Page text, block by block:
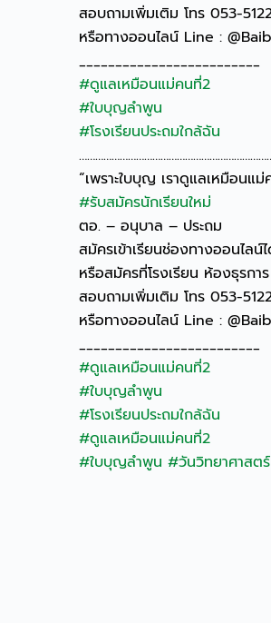
สอบถามเพิ่มเติม โทร 053-
หรือทางออนไลน์ Line :
_________________________
#ดูแลเหมือนแม่คนที่2
#ใบบุญลำพูน
#โรงเรียนประถมใกล้ฉัน
“เพราะใบบุญ เราดูแลเหมือนแ
#รับสมัครนักเรียนใหม่
ตอ. – อนุบาล – ประถม
สมัครเข้าเรียนช่องทางออนไลน์
หรือสมัครที่โรงเรียน ห้องธุรกา
สอบถามเพิ่มเติม โทร 053-
หรือทางออนไลน์ Line :
_________________________
#ดูแลเหมือนแม่คนที่2
#ใบบุญลำพูน
#โรงเรียนประถมใกล้ฉัน
#ดูแลเหมือนแม่คนที่2
#ใบบุญลำพูน #วันวิทยาศาสตร์